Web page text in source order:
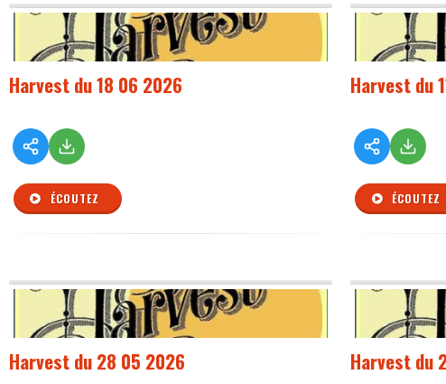
Harvest du 18 06 2026
ÉCOUTEZ
Harvest du
ÉCOUTEZ
Harvest du 28 05 2026 Harvest du